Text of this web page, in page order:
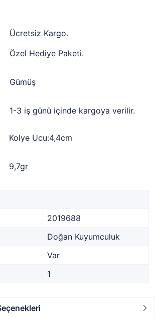
Ücretsiz Kargo.
Özel Hediye Paketi.
Gümüş
1-3 iş günü içinde kargoya verilir.
Kolye Ucu:4,4cm
9,7gr
2019688
Doğan Kuyumculuk
Var
1